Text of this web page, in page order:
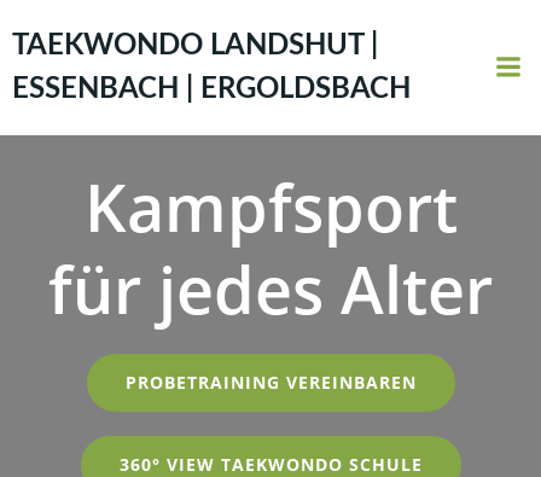
Inhalt
springen
TAEKWONDO LANDSHUT |
ESSENBACH | ERGOLDSBACH
Kampfsport
für jedes Alter
PROBETRAINING VEREINBAREN
360° VIEW TAEKWONDO SCHULE